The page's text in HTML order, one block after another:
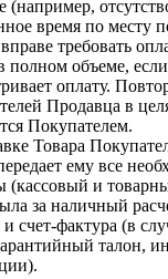
(например,
время по месту
требовать
полном объеме,
оплату.
Продавца в
Покупателем.
Товара
ему все
(кассовый и
за наличный
счет-фактура (в
талон,